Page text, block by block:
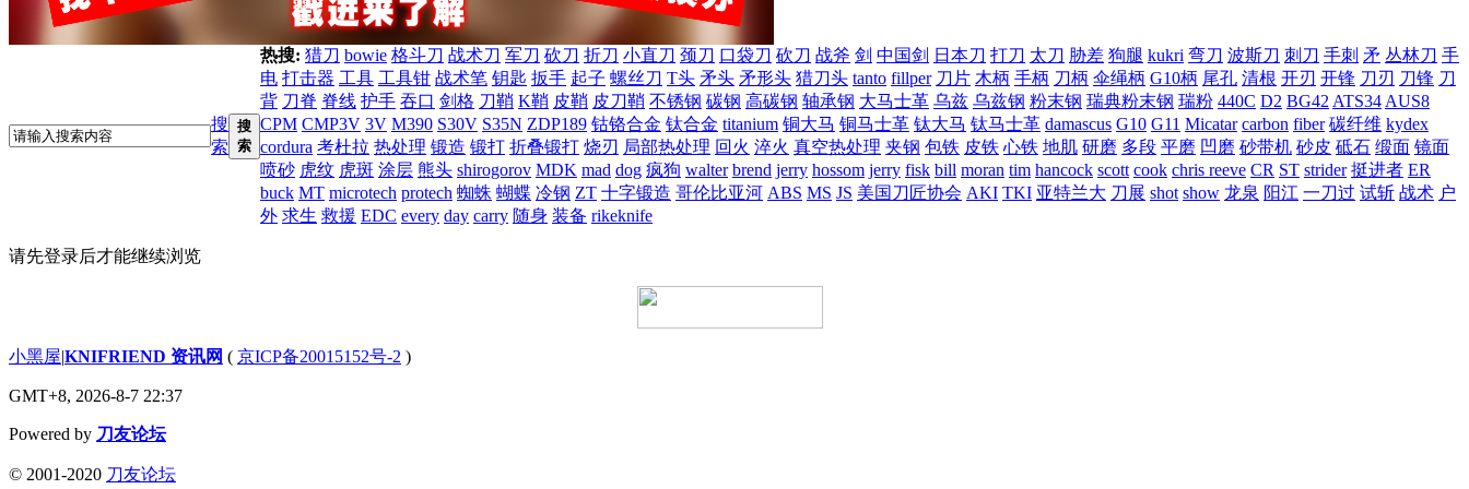
搜
索
搜
索
热搜: 猎刀 bowie 格斗刀 战术刀 军刀 砍刀 折刀 小直刀 颈刀 口袋刀 砍刀 战斧 剑 中国剑 日本刀 打刀 太刀 胁差 狗腿 kukri 弯刀 波斯刀 刺刀 手刺 矛 丛林刀 手
电 打击器 工具 工具钳 战术笔 钥匙 扳手 起子 螺丝刀 T头 矛头 矛形头 猎刀头 tanto fillper 刀片 木柄 手柄 刀柄 伞绳柄 G10柄 尾孔 清根 开刃 开锋 刀刃 刀锋 刀
背 刀脊 脊线 护手 吞口 剑格 刀鞘 K鞘 皮鞘 皮刀鞘 不锈钢 碳钢 高碳钢 轴承钢 大马士革 乌兹 乌兹钢 粉末钢 瑞典粉末钢 瑞粉 440C D2 BG42 ATS34 AUS8
CPM CMP3V 3V M390 S30V S35N ZDP189 钴铬合金 钛合金 titanium 铜大马 铜马士革 钛大马 钛马士革 damascus G10 G11 Micatar carbon fiber 碳纤维 kydex
cordura 考杜拉 热处理 锻造 锻打 折叠锻打 烧刃 局部热处理 回火 淬火 真空热处理 夹钢 包铁 皮铁 心铁 地肌 研磨 多段 平磨 凹磨 砂带机 砂皮 砥石 缎面 镜面
喷砂 虎纹 虎斑 涂层 熊头 shirogorov MDK mad dog 疯狗 walter brend jerry hossom jerry fisk bill moran tim hancock scott cook chris reeve CR ST strider 挺进者 ER
buck MT microtech protech 蜘蛛 蝴蝶 冷钢 ZT 十字锻造 哥伦比亚河 ABS MS JS 美国刀匠协会 AKI TKI 亚特兰大 刀展 shot show 龙泉 阳江 一刀过 试斩 战术 户
外 求生 救援 EDC every day carry 随身 装备 rikeknife
请先登录后才能继续浏览
小黑屋|KNIFRIEND 资讯网 ( 京ICP备20015152号-2 )
GMT+8, 2026-8-7 22:37
Powered by 刀友论坛
© 2001-2020 刀友论坛